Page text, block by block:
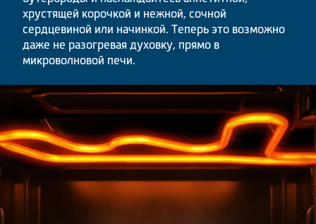
хрустящей корочкой и нежной, сочной
сердцевиной или начинкой. Теперь это возможно
даже не разогревая духовку, прямо в
микроволновой печи.